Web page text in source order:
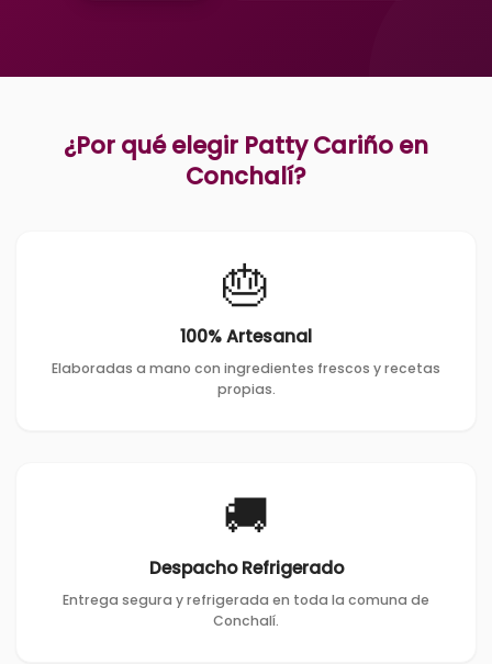
¿Por qué elegir Patty Cariño en
Conchalí?
🎂
100% Artesanal
Elaboradas a mano con ingredientes frescos y recetas
propias.
🚚
Despacho Refrigerado
Entrega segura y refrigerada en toda la comuna de
Conchalí.